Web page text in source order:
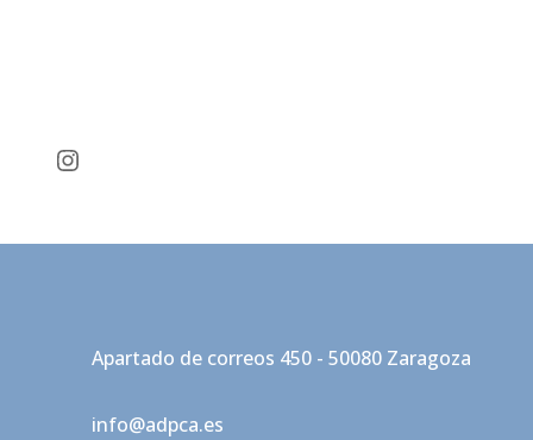
Instagram
Apartado de correos 450 - 50080 Zaragoza
info@adpca.es